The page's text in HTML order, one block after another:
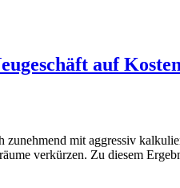
auf
mit aggressiv
verkürzen. Zu diesem